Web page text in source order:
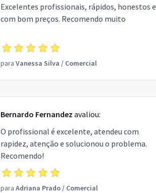
Excelentes profissionais, rápidos, honestos e
com bom preços. Recomendo muito
para Vanessa Silva / Comercial
Bernardo Fernandez avaliou:
O profissional é excelente, atendeu com
rapidez, atenção e solucionou o problema.
Recomendo!
para Adriana Prado/ Comercial